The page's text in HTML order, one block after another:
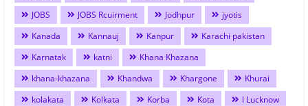
JOBS
JOBS Rcuirment Jodhpur
jyotis
Kanada
Kannauj Kanpur
Karachi pakistan
Karnatak
katni
Khana Khazana
khana-khazana
Khandwa Khargone
Khurai
kolakata
Kolkata Korba Kota
l Lucknow